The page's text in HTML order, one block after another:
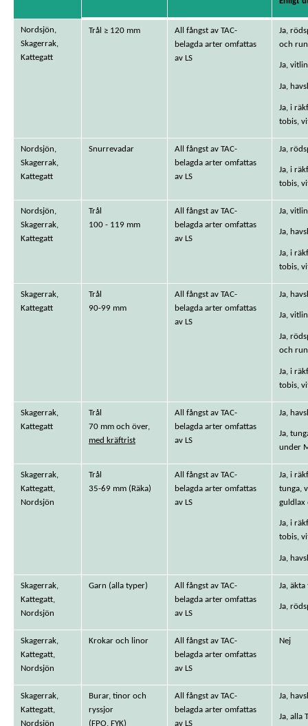
Nordsjön,
Skagerrak,
Kattegatt
Trål ≥ 120 mm
All fångst av TAC-
belagda arter omfattas
av LS
Ja,
och
Ja,
Ja,
Ja, i
tobis,
Nordsjön,
Skagerrak,
Kattegatt
Snurrevadar
All fångst av TAC-
belagda arter omfattas
av LS
Ja,
Ja, i
tobis,
Nordsjön,
Skagerrak,
Kattegatt
Trål
100 - 119 mm
All fångst av TAC-
belagda arter omfattas
av LS
Ja,
Ja,
Ja, i
tobis,
Skagerrak,
Kattegatt
Trål
90-99 mm
All fångst av TAC-
belagda arter omfattas
av LS
Ja,
Ja,
Ja,
och
Ja, i
tobis,
Skagerrak,
Kattegatt
Trål
70 mm och över,
med kräftrist
All fångst av TAC-
belagda arter omfattas
av LS
Ja,
Ja,
under
Skagerrak,
Kattegatt,
Nordsjön
Trål
35-69 mm (Räka)
All fångst av TAC-
belagda arter omfattas
av LS
Ja, i
tunga,
guldlax
Ja, i
tobis,
Ja,
Skagerrak,
Kattegatt,
Nordsjön
Garn (alla typer)
All fångst av TAC-
belagda arter omfattas
av LS
Ja,
Ja,
Skagerrak,
Kattegatt,
Nordsjön
Krokar och linor
All fångst av TAC-
belagda arter omfattas
av LS
Nej
Skagerrak,
Kattegatt,
Nordsjön
Burar, tinor och
ryssjor
(FPO, FYK)
All fångst av TAC-
belagda arter omfattas
av LS
Ja,
Ja, alla